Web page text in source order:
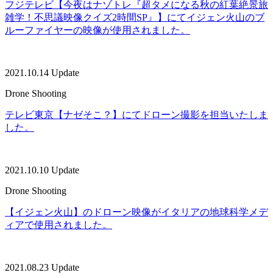
フジテレビ【今夜はナゾトレ『超タメになる秋の紅葉絶景旅
雑学！不思議映像クイズ2時間SP』】にてイジェン火山のブ
ルーファイヤーの映像が使用されました。
2021.10.14 Update
Drone Shooting
テレビ東京【ナゼそこ？】にてドローン撮影を担当いたしま
した。
2021.10.10 Update
Drone Shooting
【イジェン火山】のドローン映像がイタリアの地球科学メデ
ィアで使用されました。
2021.08.23 Update